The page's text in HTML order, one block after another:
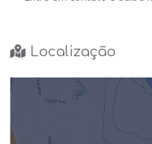
Localização